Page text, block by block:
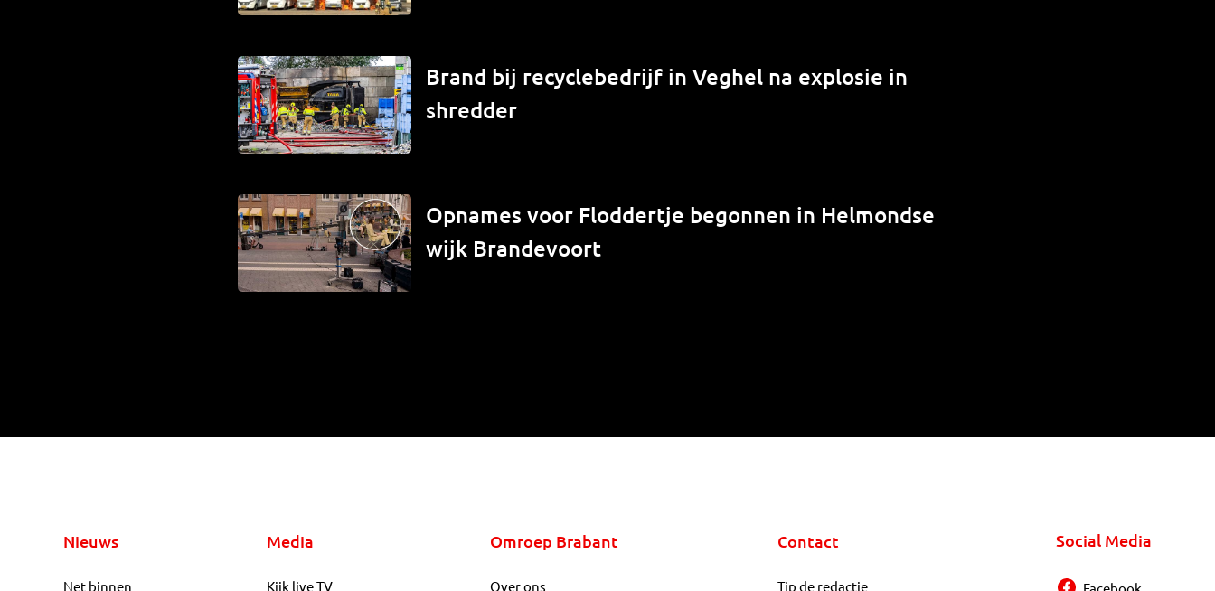
Brand bij recyclebedrijf in Veghel na explosie in
shredder
Opnames voor Floddertje begonnen in Helmondse
wijk Brandevoort
Nieuws
Net binnen
Media
Kijk live TV
Omroep Brabant
Over ons
Contact
Tip de redactie
Social Media